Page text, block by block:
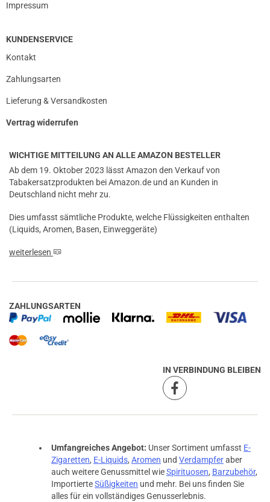
Impressum
KUNDENSERVICE
Kontakt
Zahlungsarten
Lieferung & Versandkosten
Vertrag widerrufen
WICHTIGE MITTEILUNG AN ALLE AMAZON BESTELLER
Ab dem 19. Oktober 2023 lässt Amazon den Verkauf von
Tabakersatzprodukten bei Amazon.de und an Kunden in
Deutschland nicht mehr zu.
Dies umfasst sämtliche Produkte, welche Flüssigkeiten enthalten
(Liquids, Aromen, Basen, Einweggeräte)
weiterlesen
ZAHLUNGSARTEN
IN VERBINDUNG BLEIBEN
Umfangreiches Angebot: Unser Sortiment umfasst E-
Zigaretten, E-Liquids, Aromen und Verdampferaber
auch weitere Genussmittel wieSpirituosen, Barzubehör,
ImportierteSüßigkeiten und mehr. Bei uns finden Sie
alles für ein vollständiges Genusserlebnis.